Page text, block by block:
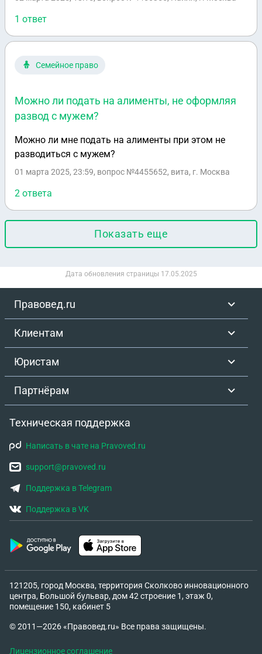
1 ответ
Семейное право
Можно ли подать на алименты, не оформляя
развод с мужем?
Можно ли мне подать на алименты при этом не
разводиться с мужем?
01 марта 2025, 23:59, вопрос №4455652, вита, г. Москва
2 ответа
Показать еще
Дата обновления страницы 17.05.2025
Правовед.ru
Клиентам
Юристам
Партнёрам
Техническая поддержка
Написать в чате на Pravoved.ru
support@pravoved.ru
Поддержка в Telegram
Поддержка в VK
121205, город Москва, территория Сколково инновационного
центра, Большой бульвар, дом 42 строение 1, этаж 0,
помещение 150, кабинет 5
© 2011—2026 «Правовед.ru» Все права защищены.
Лицензионное соглашение